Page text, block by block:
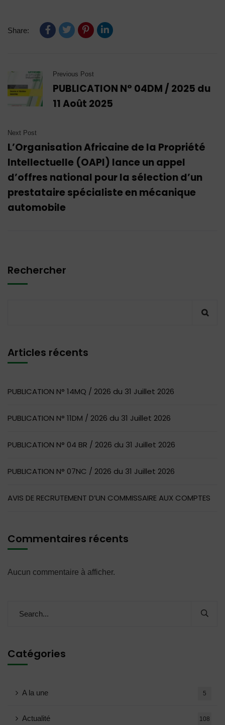
Share:
Previous Post
PUBLICATION N° 04DM / 2025 du
11 Août 2025
Next Post
L’Organisation Africaine de la Propriété
Intellectuelle (OAPI) lance un appel
d’offres national pour la sélection d’un
prestataire spécialiste en mécanique
automobile
Rechercher
Articles récents
PUBLICATION N° 14MQ / 2026 du 31 Juillet 2026
PUBLICATION N° 11DM / 2026 du 31 Juillet 2026
PUBLICATION N° 04 BR / 2026 du 31 Juillet 2026
PUBLICATION N° 07NC / 2026 du 31 Juillet 2026
AVIS DE RECRUTEMENT D’UN COMMISSAIRE AUX COMPTES
Commentaires récents
Aucun commentaire à afficher.
Catégories
A la une 5
Actualité 108